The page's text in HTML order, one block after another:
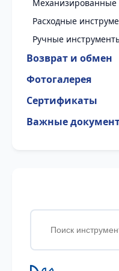
Механизированные
Расходные
Ручные
Возврат и обмен
Фотогалерея
Сертификаты
Важные